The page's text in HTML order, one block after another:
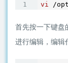
vi
首先按一下键盘
进行编辑，编辑